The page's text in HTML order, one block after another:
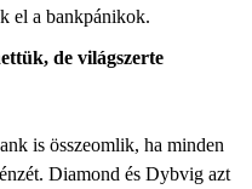
el a bankpánikok.
de világszerte
is összeomlik, ha minden
Diamond és Dybvig azt